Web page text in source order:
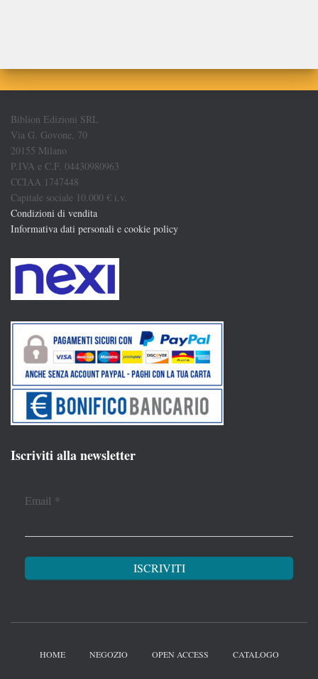
Biblion Edizioni SRL
Via G. Govone, 70
20155 Milano
P.IVA e C.F. 04430980963
CCIAA 1747448
Capitale sociale 10.000 € i.v.
Condizioni di vendita
Informativa dati personali e cookie policy
Iscriviti alla newsletter
Email *
HOME NEGOZIO OPEN ACCESS CATALOGO